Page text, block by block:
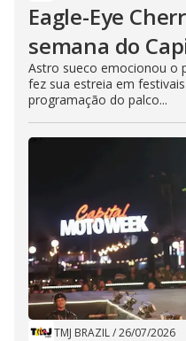
Eagle-Eye
semana do
Astro sueco emocionou o
fez sua estreia em
programação do palco...
TMJ BRAZIL/26/07/2026